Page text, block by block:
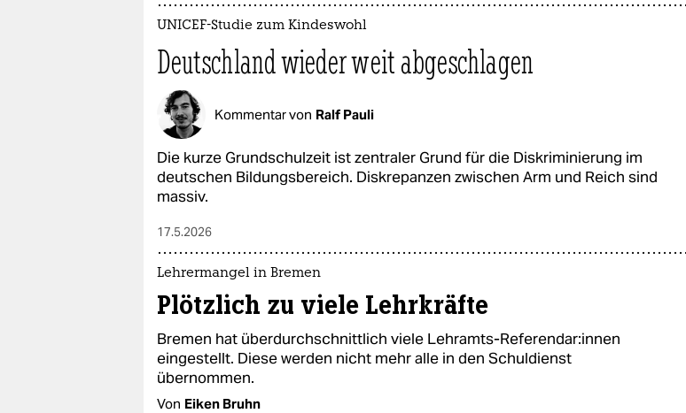
UNICEF-Studie zum Kindeswohl
Deutschland wieder weit abgeschlagen
Kommentar von Ralf Pauli
Die kurze Grundschulzeit ist zentraler Grund für die Diskriminierung im
deutschen Bildungsbereich. Diskrepanzen zwischen Arm und Reich sind
massiv.
17.5.2026
Lehrermangel in Bremen
Plötzlich zu viele Lehrkräfte
Bremen hat überdurchschnittlich viele Lehramts-Referendar:innen
eingestellt. Diese werden nicht mehr alle in den Schuldienst
übernommen.
Von Eiken Bruhn